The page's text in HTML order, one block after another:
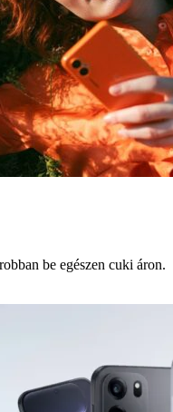
be egészen cuki áron.